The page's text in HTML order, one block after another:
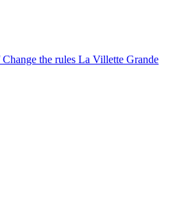
the rules La Villette Grande